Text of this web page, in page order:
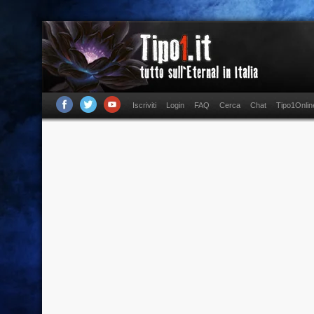
Iscriviti Login FAQ Cerca Chat